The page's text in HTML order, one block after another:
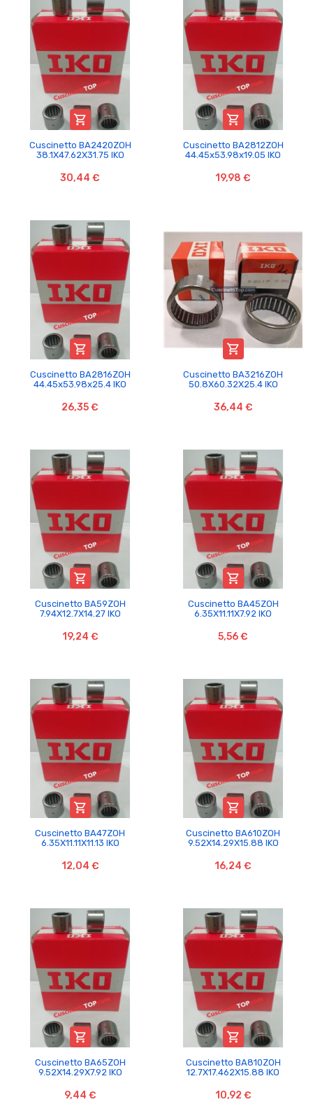

Cuscinetto BA2420ZOH
38.1X47.62X31.75 IKO
30,44 €

Cuscinetto BA2812ZOH
44.45x53.98x19.05 IKO
19,98 €

Cuscinetto BA2816ZOH
44.45x53.98x25.4 IKO
26,35 €

Cuscinetto BA3216ZOH
50.8X60.32X25.4 IKO
36,44 €

Cuscinetto BA59ZOH
7.94X12.7X14.27 IKO
19,24 €

Cuscinetto BA45ZOH
6.35X11.11X7.92 IKO
5,56 €

Cuscinetto BA47ZOH
6.35X11.11X11.13 IKO
12,04 €

Cuscinetto BA610ZOH
9.52X14.29X15.88 IKO
16,24 €

Cuscinetto BA65ZOH
9.52X14.29X7.92 IKO
9,44 €

Cuscinetto BA810ZOH
12.7X17.462X15.88 IKO
10,92 €